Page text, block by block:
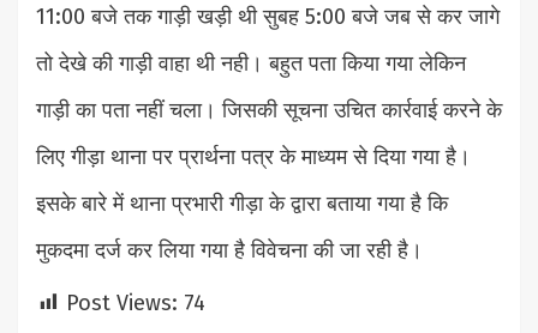
11:00 बजे तक गाड़ी खड़ी थी सुबह 5:00 बजे जब से कर जागे
तो देखे की गाड़ी वाहा थी नही। बहुत पता किया गया लेकिन
गाड़ी का पता नहीं चला। जिसकी सूचना उचित कार्रवाई करने के
लिए गीड़ा थाना पर प्रार्थना पत्र के माध्यम से दिया गया है।
इसके बारे में थाना प्रभारी गीड़ा के द्वारा बताया गया है कि
मुकदमा दर्ज कर लिया गया है विवेचना की जा रही है।
Post Views: 74